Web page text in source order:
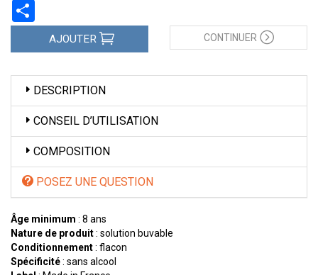
AJOUTER CONTINUER
DESCRIPTION
CONSEIL D’UTILISATION
COMPOSITION
POSEZ UNE QUESTION
Âge minimum : 8 ans
Nature de produit: solution buvable
Conditionnement: flacon
Spécificité: sans alcool